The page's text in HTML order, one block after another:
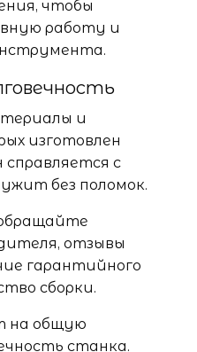
чтобы
работу и
и
изготовлен
с
без поломок.
отзывы
гарантийного
сборки.
на общую
станка.